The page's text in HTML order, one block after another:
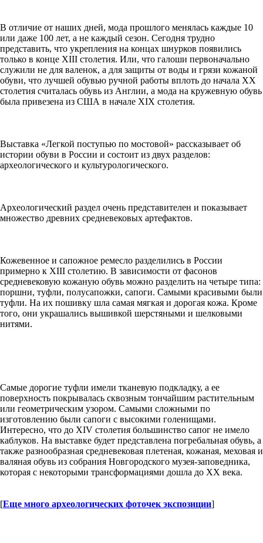
В отличие от наших дней, мода прошлого менялась каждые 10
или даже 100 лет, а не каждый сезон. Сегодня трудно
представить, что укрепления на концах шнурков появились
только в конце XIII столетия. Или, что галоши первоначально
служили не для валенок, а для защиты от воды и грязи кожаной
обуви, что лучшей обувью ручной работы вплоть до начала ХХ
столетия считалась обувь из Англии, а мода на кружевную обувь
была привезена из США в начале XIX столетия.
Выставка «Легкой поступью по мостовой» рассказывает об
истории обуви в России и состоит из двух разделов:
археологического и культурологического.
Археологический раздел очень представителен и показывает
множество древних средневековых артефактов.
Кожевенное и сапожное ремесло разделились в России
примерно к XIII столетию. В зависимости от фасонов
средневековую кожаную обувь можно разделить на четыре типа:
поршни, туфли, полусапожки, сапоги. Самыми красивыми были
туфли. На их пошивку шла самая мягкая и дорогая кожа. Кроме
того, они украшались вышивкой шерстяными и шелковыми
нитями.
Самые дорогие туфли имели тканевую подкладку, а ее
поверхность покрывалась сквозным тончайшим растительным
или геометрическим узором. Самыми сложными по
изготовлению были сапоги с высокими голенищами.
Интересно, что до XIV столетия большинство сапог не имело
каблуков. На выставке будет представлена погребальная обувь, а
также разнообразная средневековая плетеная, кожаная, меховая и
валяная обувь из собрания Новгородского музея-заповедника,
которая с некоторыми трансформациями дошла до ХХ века.
[Еще много археологических фоточек экспозиции]